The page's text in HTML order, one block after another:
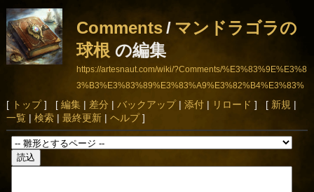
Comments/ マンドラゴラの
球根 の編集
https://artesnaut.com/wiki/?Comments/%E3%83%9E%E3%8
3%B3%E3%83%89%E3%83%A9%E3%82%B4%E3%83%
A9%E3%81%AE%E7%90%83%E6%A0%B9
[ トップ] [ 編集| 差分 | バックアップ| 添付| リロード ] [ 新規 |
一覧| 検索| 最終更新| ヘルプ]